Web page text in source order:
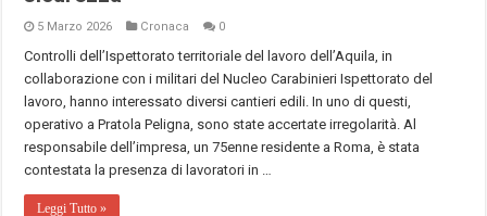
5 Marzo 2026 Cronaca 0
Controlli dell’Ispettorato territoriale del lavoro dell’Aquila, in
collaborazione con i militari del Nucleo Carabinieri Ispettorato del
lavoro, hanno interessato diversi cantieri edili. In uno di questi,
operativo a Pratola Peligna, sono state accertate irregolarità. Al
responsabile dell’impresa, un 75enne residente a Roma, è stata
contestata la presenza di lavoratori in …
Leggi Tutto »